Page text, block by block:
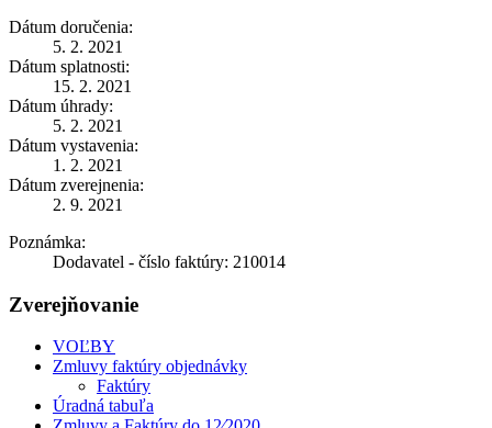
Dátum doručenia:
5. 2. 2021
Dátum splatnosti:
15. 2. 2021
Dátum úhrady:
5. 2. 2021
Dátum vystavenia:
1. 2. 2021
Dátum zverejnenia:
2. 9. 2021
Poznámka:
Dodavatel - číslo faktúry: 210014
Zverejňovanie
VOĽBY
Zmluvy faktúry objednávky
Faktúry
Úradná tabuľa